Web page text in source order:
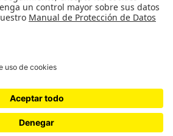
Mineducación
Decreto 1297 del 30 de mayo de 1964.
Resolución 28 del 23 de febrero de 1949 Minjusticia.